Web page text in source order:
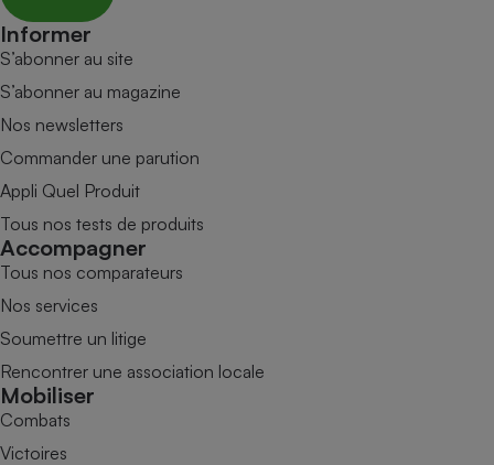
Informer
S’abonner au site
S’abonner au magazine
Nos newsletters
Commander une parution
Appli Quel Produit
Tous nos tests de produits
Accompagner
Tous nos comparateurs
Nos services
Soumettre un litige
Rencontrer une association locale
Mobiliser
Combats
Victoires